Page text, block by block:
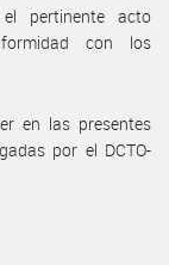
pertinente acto
con los
en las presentes
por el DCTO-